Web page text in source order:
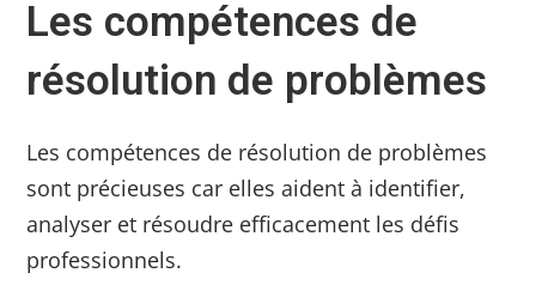
Les compétences de
résolution de problèmes
Les compétences de résolution de problèmes
sont précieuses car elles aident à identifier,
analyser et résoudre efficacement les défis
professionnels.